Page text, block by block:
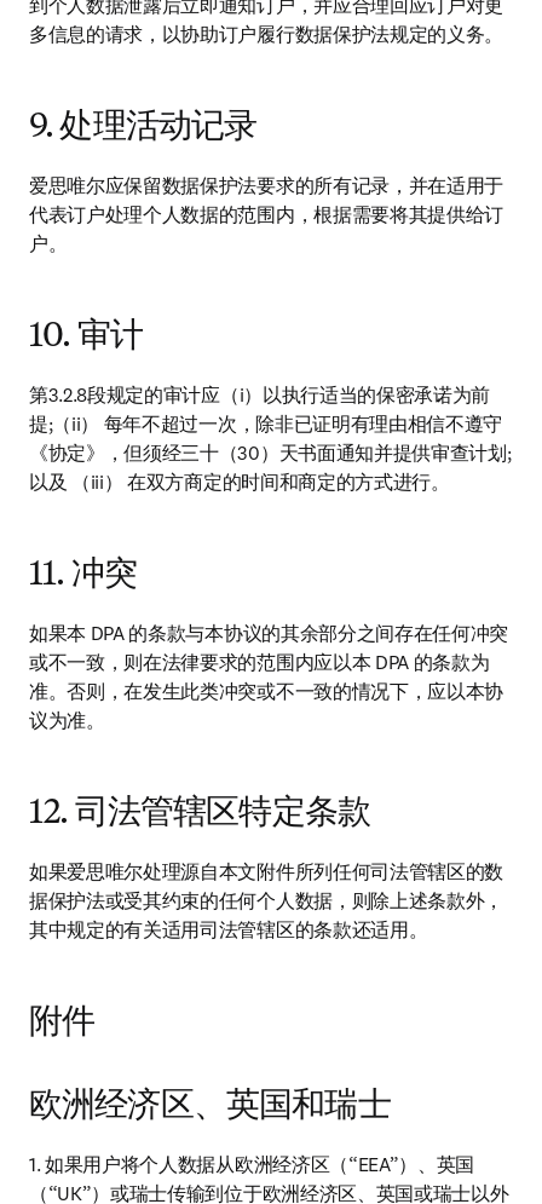
到个人数据泄露后立即通知订户，并应合理回应订户对更
多信息的请求，以协助订户履行数据保护法规定的义务。
9. 处理活动记录
爱思唯尔应保留数据保护法要求的所有记录，并在适用于
代表订户处理个人数据的范围内，根据需要将其提供给订
户。
10. 审计
第3.2.8段规定的审计应（i）以执行适当的保密承诺为前
提;（ii） 每年不超过一次，除非已证明有理由相信不遵守
《协定》，但须经三十（30）天书面通知并提供审查计划;
以及 （iii） 在双方商定的时间和商定的方式进行。
11. 冲突
如果本 DPA 的条款与本协议的其余部分之间存在任何冲突
或不一致，则在法律要求的范围内应以本 DPA 的条款为
准。否则，在发生此类冲突或不一致的情况下，应以本协
议为准。
12. 司法管辖区特定条款
如果爱思唯尔处理源自本文附件所列任何司法管辖区的数
据保护法或受其约束的任何个人数据，则除上述条款外，
其中规定的有关适用司法管辖区的条款还适用。
附件
欧洲经济区、英国和瑞士
1. 如果用户将个人数据从欧洲经济区（“EEA”）、英国
（“UK”）或瑞士传输到位于欧洲经济区、英国或瑞士以外